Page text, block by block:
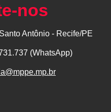
nos
Antônio - Recife/PE
(WhatsApp)